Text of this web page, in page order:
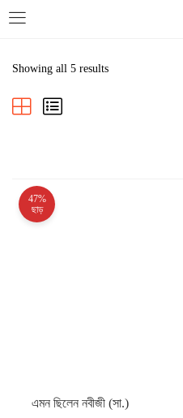
Showing all 5 results
47%
ছাড়
এমন ছিলেন নবীজী (সা.)